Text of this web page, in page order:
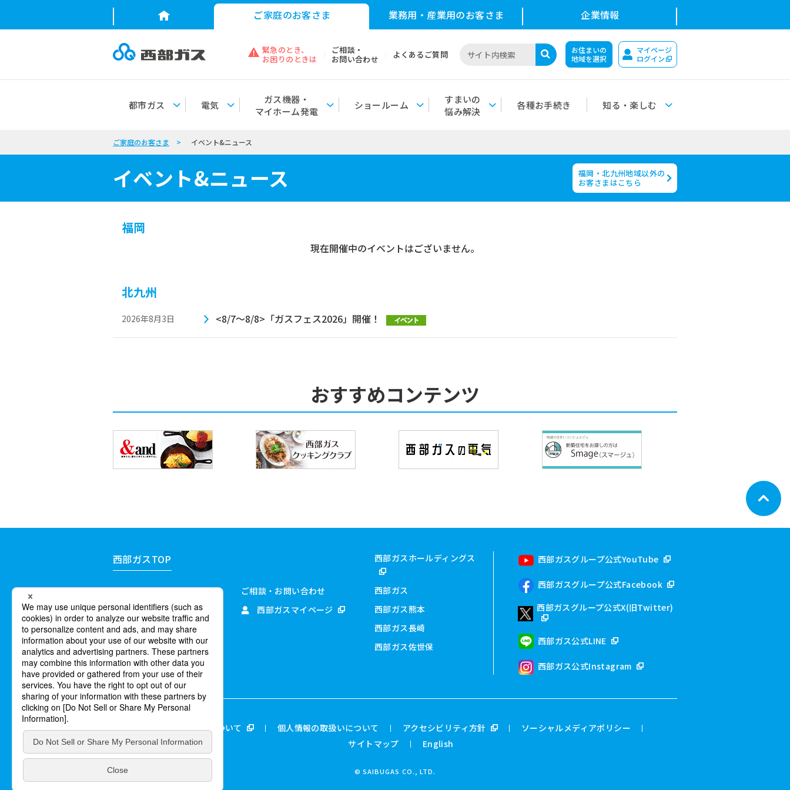
ご家庭のお客さま 業務用・産業用のお客さま 企業情報
緊急のとき、
お困りのときは
ご相談・
お問い合わせ
よくあるご質問
サ
ト
内
検
お住まいの
地域を選択
マイページ
ログイン
都市ガス 電気
ガス機器・
マイホーム発電
ショールーム
すまいの
悩み解決
各種お手続き 知る・楽しむ
ガ
電
ガ
ス
カ
ボ
フ
セ
ト
市
業
機
ー
ス
い
メ
ッ
ー
会
社
内
安
と
災
お
さ
足
向
を
指
サ
ナ
ビ
テ
用
情
ご家庭のお客さま イベント&ニュース
イベント&ニュース
福岡・北九州地域以外の
お客さまはこちら
福岡
現在開催中のイベントはございません。
北九州
2026年8月3日 <8/7～8/8>「ガスフェス2026」開催！
おすすめコンテンツ
西部ガスTOP
ご家庭のお客さま
業務用・産業用のお客さま
企業情報
サステナビリティ
採用情報
ご相談・お問い合わせ
西部ガスマイページ
西部ガスホールディングス
西部ガス
西部ガス熊本
西部ガス長崎
西部ガス佐世保
西部ガスグループ公式YouTube
西部ガスグループ公式Facebook
西部ガスグループ公式X(旧Twitter)
西部ガス公式LINE
西部ガス公式Instagram
このWEBサイトについて 個人情報の取扱いについて アクセシビリティ方針
ソーシャルメディアポリシー
サイトマップ
English
© SAIBUGAS CO., LTD.